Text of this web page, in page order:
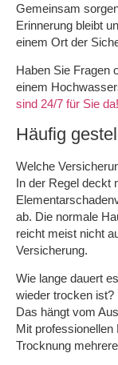
Gemeinsam
Erinnerung bleibt
einem Ort der
Haben Sie Fragen
einem
sind 24/7 für Sie da!
Häufig
Welche
In der Regel deckt
ab. Die normale
reicht meist nicht
Versicherung.
Wie lange dauert
wieder trocken ist?
Das hängt vom
Mit
Trocknung